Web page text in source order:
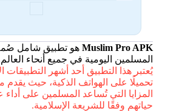
Muslim Pro APK هو تطبيق شامل صُمم
المسلمين اليومية في جميع أنحاء
يُعتبر هذا التطبيق أحد أشهر التطبيقات
تحميلًا على الهواتف الذكية، حيث
المزايا التي تُساعد المسلمين على أداء
حياتهم وفقًا للشريعة الإسلامية.